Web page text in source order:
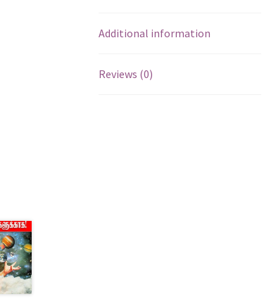
Additional information
Reviews (0)